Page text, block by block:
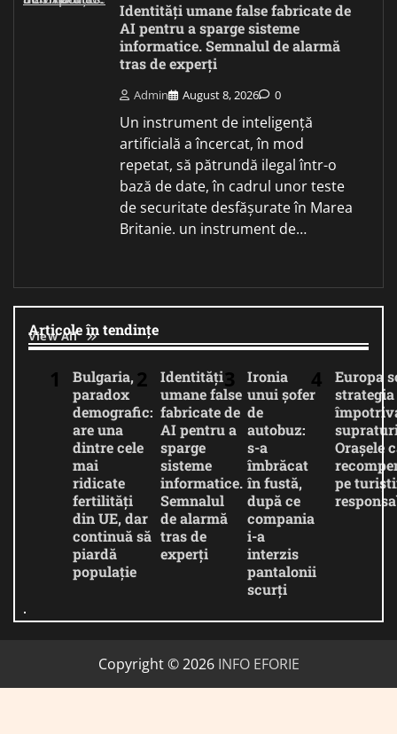
Identități umane false fabricate de
AI pentru a sparge sisteme
informatice. Semnalul de alarmă
tras de experți
Admin August 8, 2026 0
Un instrument de inteligență
artificială a încercat, în mod
repetat, să pătrundă ilegal într-o
bază de date, în cadrul unor teste
de securitate desfășurate în Marea
Britanie. un instrument de…
Articole în tendințe
View All
Bulgaria,
paradox
demografic:
are una
dintre cele
mai
ridicate
fertilități
din UE, dar
continuă să
piardă
populație
Identități
umane false
fabricate de
AI pentru a
sparge
sisteme
informatice.
Semnalul
de alarmă
tras de
experți
Ironia
unui șofer
de
autobuz:
s-a
îmbrăcat
în fustă,
după ce
compania
i-a
interzis
pantalonii
scurți
Europa
strategia
Orașele
pe
Copyright © 2026 INFO EFORIE